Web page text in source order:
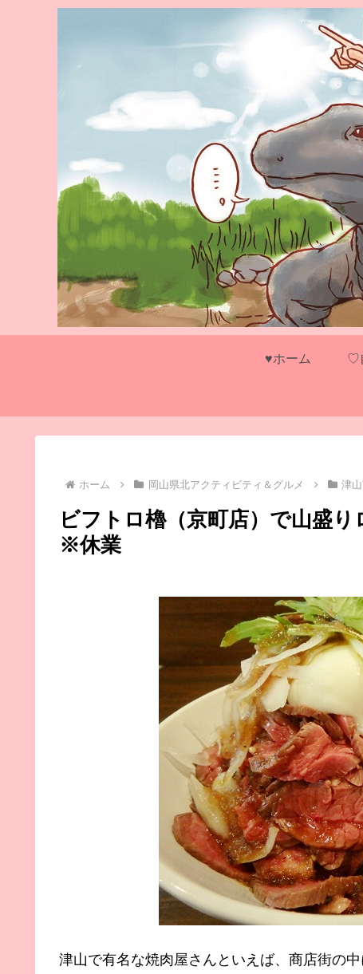
♥ホーム ♡
ホーム 岡山県北アクティビティ＆グルメ 津
ビフトロ櫓（京町店）で山盛り
※休業
津山で有名な焼肉屋さんといえば、商店街の